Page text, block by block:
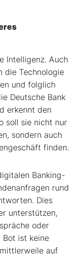
Intelligenz. Auch
die Technologie
und folglich
Deutsche Bank
erkennt den
soll sie nicht nur
sondern auch
finden.
Banking-
rund
Dies
unterstützen,
oder
Bot ist keine
auf